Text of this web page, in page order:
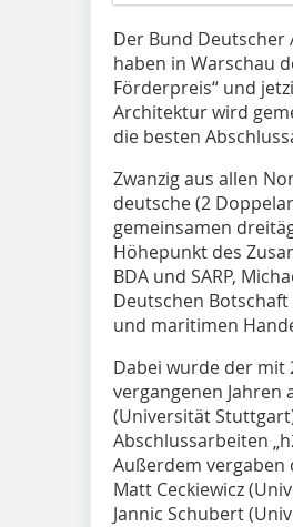
Der Bund Deutscher
haben in Warschau
Förderpreis“ und
Architektur wird
die besten
Zwanzig aus allen
deutsche (2
gemeinsamen
Höhepunkt des
BDA und SARP,
Deutschen
und maritimen
Dabei wurde der mit
vergangenen Jahren
(Universität
Abschlussarbeiten
Außerdem vergaben
Matt Ceckiewicz
Jannic Schubert